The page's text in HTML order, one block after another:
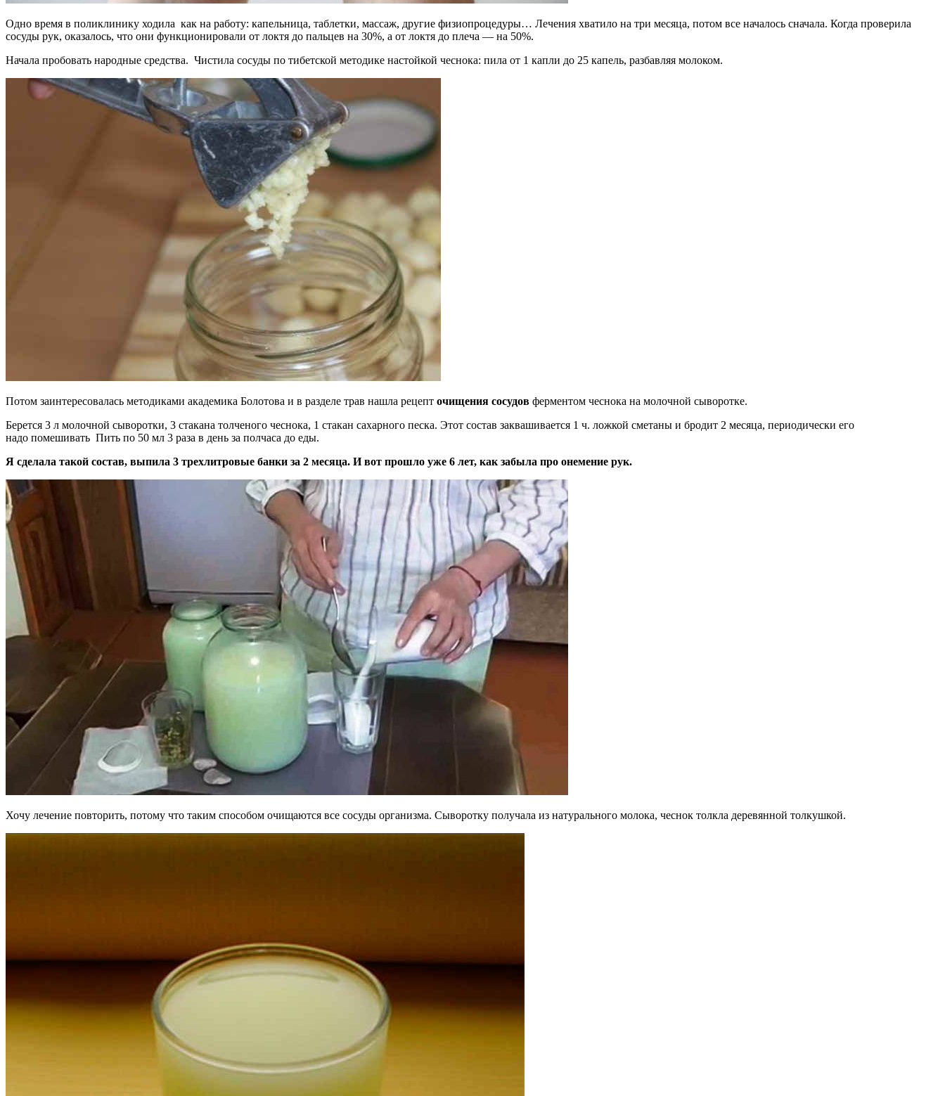
Одно время в поликлинику ходила как на работу: капельница, таблетки, массаж, другие физио­процедуры… Лечения хватило на три месяца, потом все началось сначала. Когда проверила
сосуды рук, оказалось, что они функционировали от локтя до пальцев на 30%, а от локтя до плеча — на 50%.
Начала пробовать народные средства. Чистила сосуды по тибетской методике настойкой чеснока: пила от 1 капли до 25 капель, разбавляя молоком.
Потом заинтересовалась методиками академика Болотова и в разделе трав нашла рецепт очищения сосудов ферментом чеснока на молочной сыворотке.
Берется 3 л молочной сыворотки, 3 стакана толченого чеснока, 1 стакан сахарного песка. Этот состав заквашивается 1 ч. лож­кой сметаны и бродит 2 месяца, периодически его
надо помешивать Пить по 50 мл 3 раза в день за полчаса до еды.
Я сделала такой состав, выпила 3 трехлитровые банки за 2 месяца. И вот прошло уже 6 лет, как забыла про онемение рук.
Хочу лечение повторить, потому что таким способом очищаются все сосуды организма. Сыворотку получала из натурального молока, чеснок толкла деревянной толкушкой.